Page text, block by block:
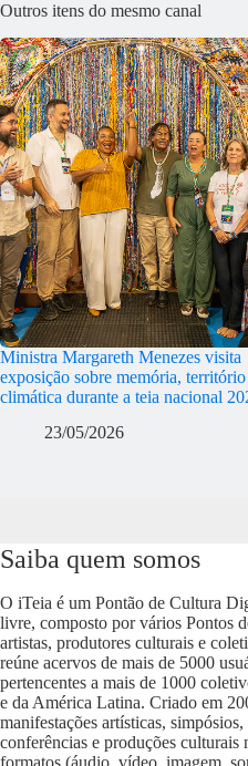
Outros itens do mesmo canal
Ministra Margareth Menezes visita
exposição sobre memória,
climática durante a teia nacional
23/05/2026
Saiba quem somos
O iTeia é um Pontão de Cultura
livre, composto por vários Pontos
artistas, produtores culturais e
reúne acervos de mais de 5000
pertencentes a mais de 1000
e da América Latina. Criado em
manifestações artísticas, simpósios,
conferências e produções culturais